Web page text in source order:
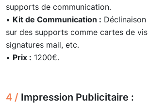
supports de communication.
• Kit de Communication :
sur des supports comme cartes de
signatures mail, etc.
• Prix : 1200€.
4 / Impression Publicitaire :